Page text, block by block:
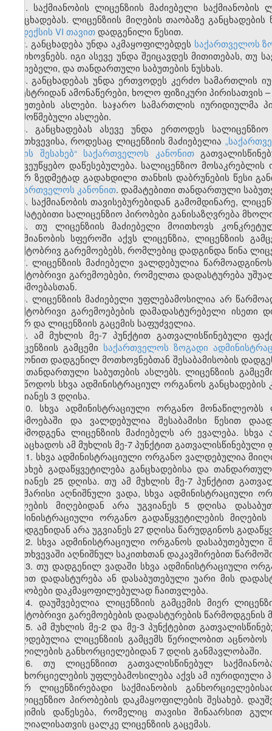
1. საქმიანობის ლიცენზიის მაძიებელი
განცხადებას. ლიცენზიის მიღების თაობაზე
კოდექსის VI თავითდადგენილი წესით.
2. განცხადება უნდა აკმაყოფილებდეს საქართველოს
მოთხოვნებს. იგი ასევე უნდა შეიცავდეს მითითებას,
მაძიებელი, და თანდართული საბუთების ნუსხას.
3. განცხადებას უნდა ერთვოდეს კერძო სამართლის
რეესტრიდან ამონაწერები, ხოლო ფიზიკური
საბუთების ასლები. საჯარო სამართლის იურიდიულმა
დამოწმებული ასლები.
4. განცხადებას ასევე უნდა ერთოდეს
შემთხვევისა, როდესაც ლიცენზიის მაძიებელია
წესის შესახებ“ საქართველოს კანონით
საქვეუწყებო დაწესებულება. სალიცენზიო
მიერ ზედმეტად გადახდილი თანხის დაბრუნების წესი
საქართველოს კანონით. დამატებითი თანდართული
5. საქმიანობის თავისებურებიდან გამომდინარე,
დამატებითი სალიცენზიო პირობები განისაზღვრება
6. თუ ლიცენზიის მაძიებელი მოითხოვს
საქმიანობის სფეროში აქვს ლიცენზია, ლიცენზიის
ფაქტობრივ გარემოებებს, რომლებიც დადგინდა წინა
7. ლიცენზიის მაძიებელი ვალდებულია
ფაქტობრივი გარემოებები, რომელთა დადასტურება
წარმოებასთან.
8. ლიცენზიის მაძიებელი უფლებამოსილია არ
ფაქტობრივი გარემოებების დამადასტურებელი ისეთი
მიერ და ლიცენზიის გაცემის საფუძველია.
9. ამ მუხლის მე-7 პუნქტით გათვალისწინებული
ლიცენზიის გამცემი საქართველოს ზოგადი
კანონით დადგენილ მოთხოვნებთან შესაბამისობის
და თანდართული საბუთების ასლებს. ლიცენზიის
მიაწოდოს სხვა ადმინისტრაციულ ორგანოს
უგვიანეს 3 დღისა.
10. სხვა ადმინისტრაციული ორგანო
წარმოებაში და ვალდებულია შესაბამისი წესით
წარმოდგენა ლიცენზიის მაძიებელს არ ევალება.
განაცხადოს ამ მუხლის მე-7 პუნქტით
11. სხვა ადმინისტრაციული ორგანო ვალდებულია
შესახებ გადაწყვეტილება განცხადებისა და
უგვიანეს 25 დღისა. თუ ამ მუხლის მე-7 პუნქტით
საკმარისი აღნიშნული ვადა, სხვა
ასლების მიღებიდან არა უგვიანეს 5 დღისა
ადმინისტრაციული ორგანო გადაწყვეტილების
წარდგენიდან არა უგვიანეს 27 დღისა წარუდგინოს
12. სხვა ადმინისტრაციული ორგანოს
შემთხვევაში აღნიშნულ საკითხთან დაკავშირებით
13. თუ დადგენილ ვადაში სხვა ადმინისტრაციული
წესით დადასტურება ან დასაბუთებული უარი მის
პირობები დაკმაყოფილებულად ჩაითვლება.
14. დაუშვებელია ლიცენზიის გამცემის მიერ
ფაქტობრივი გარემოებების დადასტურების წარმოდგენის
15. ამ მუხლის მე-2 და მე-3 პუნქტებით
ვალდებულია ლიცენზიის გამცემს წერილობით
ცვლილების განხორციელებიდან 7 დღის განმავლობაში.
16. თუ ლიცენზიით გათვალისწინებულ
განხორციელების უფლებამოსილება აქვს ამ
მიერ ლიცენზირებადი საქმიანობის
სალიცენზიო პირობების დაკმაყოფილების შესახებ.
რეჟიმის დაწესება, რომელიც თავისი შინაარსით
ფილიალისათვის ცალკე ლიცენზიის გაცემას.